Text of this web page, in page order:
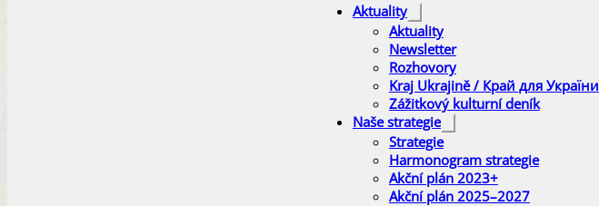
Aktuality
Aktuality
Newsletter
Rozhovory
Kraj Ukrajině / Край для України
Zážitkový kulturní deník
Naše strategie
Strategie
Harmonogram strategie
Akční plán 2023+
Akční plán 2025–2027